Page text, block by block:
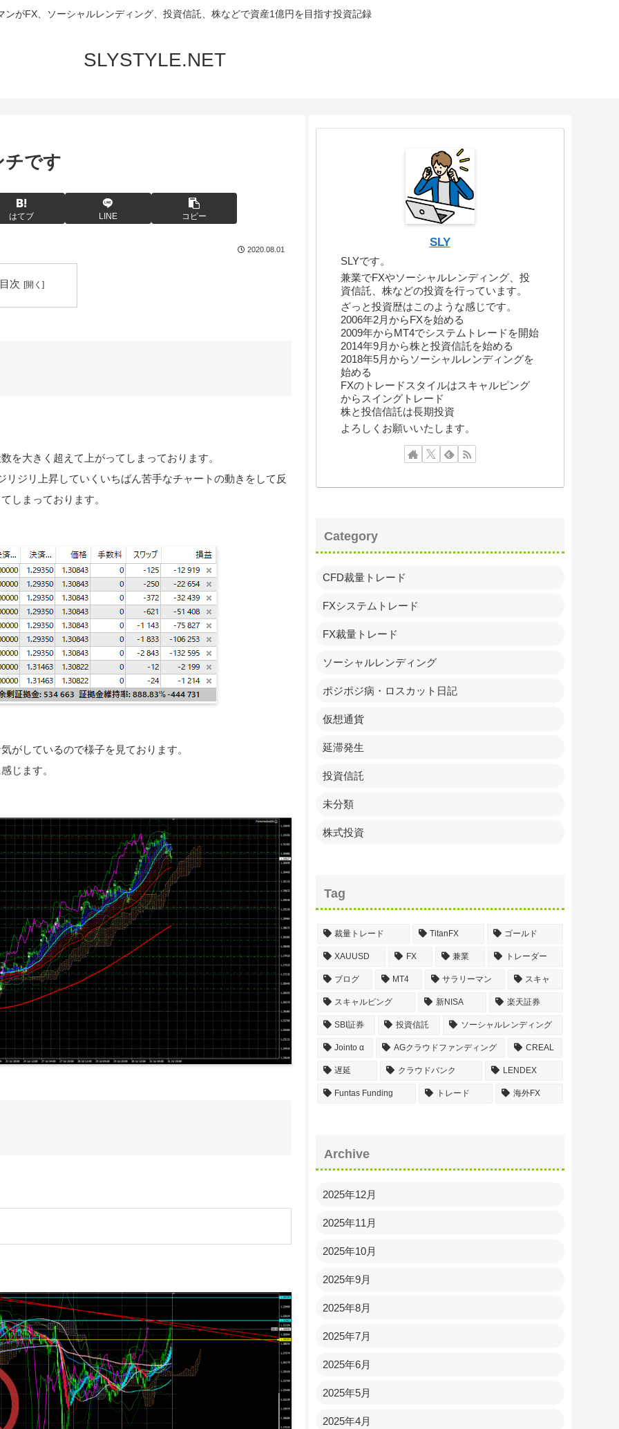
ンがFX、ソーシャルレンディング、投資信託、株などで資産1億円を目指す投資記録
SLYSTYLE.NET
チです
はてブ LINE コピー
2020.08.01
次
を大きく超えて上がってしまっております。
ジリ上昇していくいちばん苦手なチャートの動きをして反
しまっております。
がしているので様子を見ております。
じます。
SLY
SLYです。
兼業でFXやソーシャルレンディング、投
資信託、株などの投資を行っています。
ざっと投資歴はこのような感じです。
2006年2月からFXを始める
2009年からMT4でシステムトレードを開始
2014年9月から株と投資信託を始める
2018年5月からソーシャルレンディングを
始める
FXのトレードスタイルはスキャルピング
からスイングトレード
株と投信信託は長期投資
よろしくお願いいたします。
Category
CFD裁量トレード
FXシステムトレード
FX裁量トレード
ソーシャルレンディング
ポジポジ病・ロスカット日記
仮想通貨
延滞発生
投資信託
未分類
株式投資
Tag
裁量トレード TitanFX ゴールド
XAUUSD FX 兼業 トレーダー
ブログ MT4 サラリーマン スキャ
スキャルピング 新NISA 楽天証券
SBI証券 投資信託 ソーシャルレンディング
Jointo α AGクラウドファンディング CREAL
遅延 クラウドバンク LENDEX
Funtas Funding トレード 海外FX
Archive
2025年12月
2025年11月
2025年10月
2025年9月
2025年8月
2025年7月
2025年6月
2025年5月
2025年4月